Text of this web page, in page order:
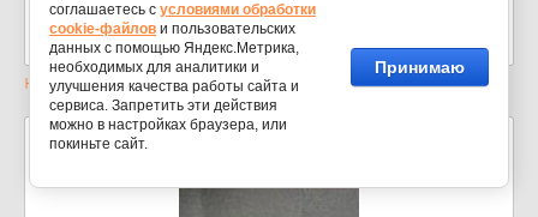
Круги боразоновые
соглашаетесь с условиями обработки
cookie-файлов и пользовательских
данных с помощью Яндекс.Метрика,
необходимых для аналитики и
улучшения качества работы сайта и
сервиса. Запретить эти действия
можно в настройках браузера, или
покиньте сайт.
Принимаю